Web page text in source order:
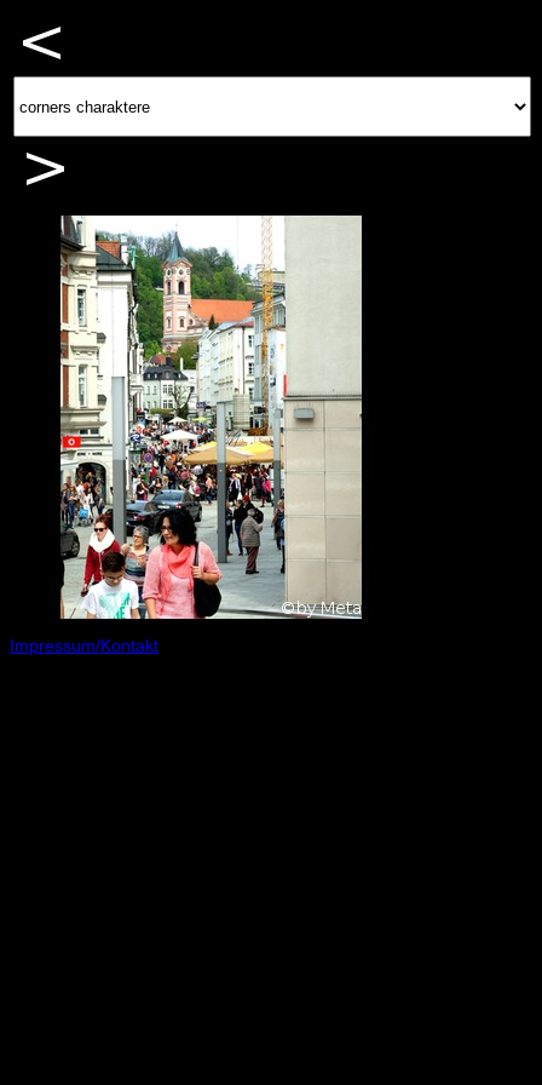
Impressum/Kontakt